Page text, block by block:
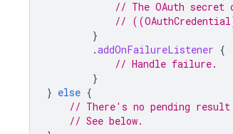
// The OAuth
//
}
.addOnFailureListener {
// Handle failure.
}
} else {
// There's no pending
// See below.